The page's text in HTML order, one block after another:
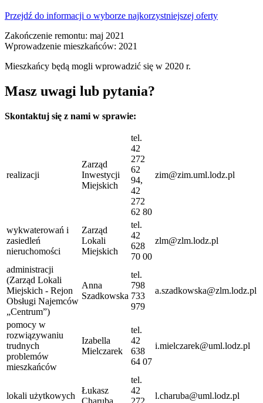
Przejdź do informacji o wyborze najkorzystniejszej oferty
Zakończenie remontu: maj 2021
Wprowadzenie mieszkańców: 2021
Mieszkańcy będą mogli wprowadzić się w 2020 r.
Masz uwagi lub pytania?
Skontaktuj się z nami w sprawie:
realizacji
Zarząd
Inwestycji
Miejskich
tel.
42
272
62
94,
42
272
62 80
zim@zim.uml.lodz.pl
wykwaterowań i
zasiedleń
nieruchomości
Zarząd
Lokali
Miejskich
tel.
42
628
70 00
zlm@zlm.lodz.pl
administracji
(Zarząd Lokali
Miejskich - Rejon
Obsługi Najemców
„Centrum”)
Anna
Szadkowska
tel.
798
733
979
a.szadkowska@zlm.lodz.pl
pomocy w
rozwiązywaniu
trudnych
problemów
mieszkańców
Izabella
Mielczarek
tel.
42
638
64 07
i.mielczarek@uml.lodz.pl
lokali użytkowych
Łukasz
tel.
42
l.charuba@uml.lodz.pl